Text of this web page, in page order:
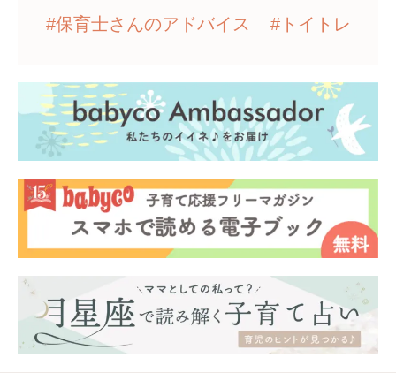
#保育士さんのアドバイス #トイトレ